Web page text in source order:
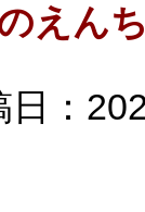
えん
日：